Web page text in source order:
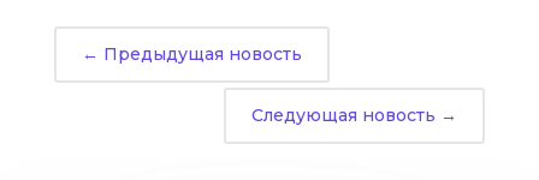
← Предыдущая новость
Следующая новость →